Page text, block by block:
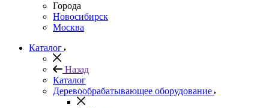
Города
Новосибирск
Москва
Каталог
Назад
Каталог
Деревообрабатывающее оборудование